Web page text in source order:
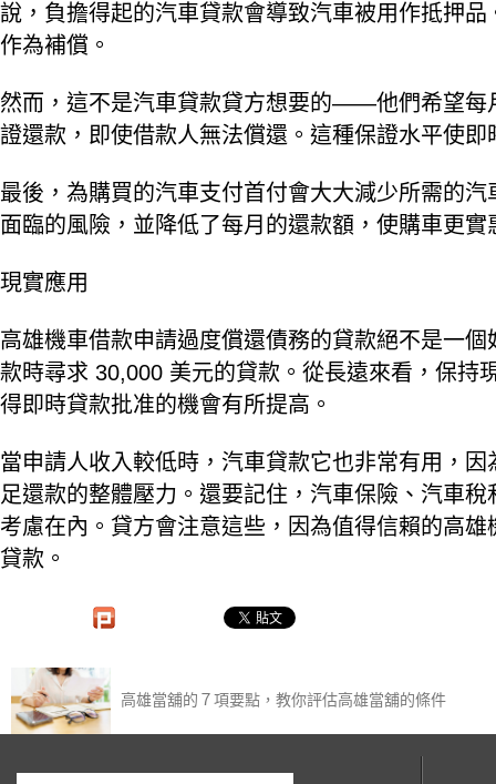
說，負擔得起的汽車貸款會導致汽車被用作抵押
作為補償。
然而，這不是汽車貸款貸方想要的——他們希望每
證還款，即使借款人無法償還。這種保證水平使
最後，為購買的汽車支付首付會大大減少所需的
面臨的風險，並降低了每月的還款額，使購車更
現實應用
高雄機車借款申請過度償還債務的貸款絕不是一
款時尋求 30,000 美元的貸款。從長遠來看，保持
得即時貸款批准的機會有所提高。
當申請人收入較低時，汽車貸款它也非常有用，
足還款的整體壓力。還要記住，汽車保險、汽車
考慮在內。貸方會注意這些，因為值得信賴的高
貸款。
高雄當舖的７項要點，教你評估高雄當舖的條件